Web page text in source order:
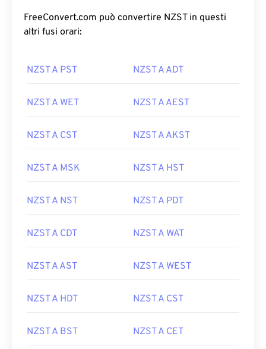
FreeConvert.com può convertire NZST in questi
altri fusi orari:
NZST A PST NZST A ADT
NZST A WET NZST A AEST
NZST A CST NZST A AKST
NZST A MSK NZST A HST
NZST A NST NZST A PDT
NZST A CDT NZST A WAT
NZST A AST NZST A WEST
NZST A HDT NZST A CST
NZST A BST NZST A CET